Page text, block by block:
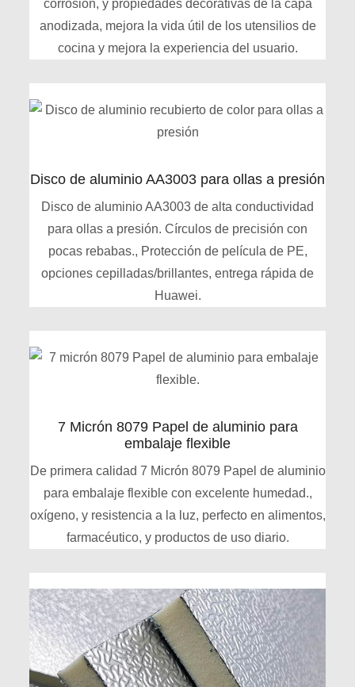
corrosión, y propiedades decorativas de la capa
anodizada, mejora la vida útil de los utensilios de
cocina y mejora la experiencia del usuario.
Disco de aluminio AA3003 para ollas a presión
Disco de aluminio AA3003 de alta conductividad
para ollas a presión. Círculos de precisión con
pocas rebabas., Protección de película de PE,
opciones cepilladas/brillantes, entrega rápida de
Huawei.
7 Micrón 8079 Papel de aluminio para
embalaje flexible
De primera calidad 7 Micrón 8079 Papel de aluminio
para embalaje flexible con excelente humedad.,
oxígeno, y resistencia a la luz, perfecto en alimentos,
farmacéutico, y productos de uso diario.